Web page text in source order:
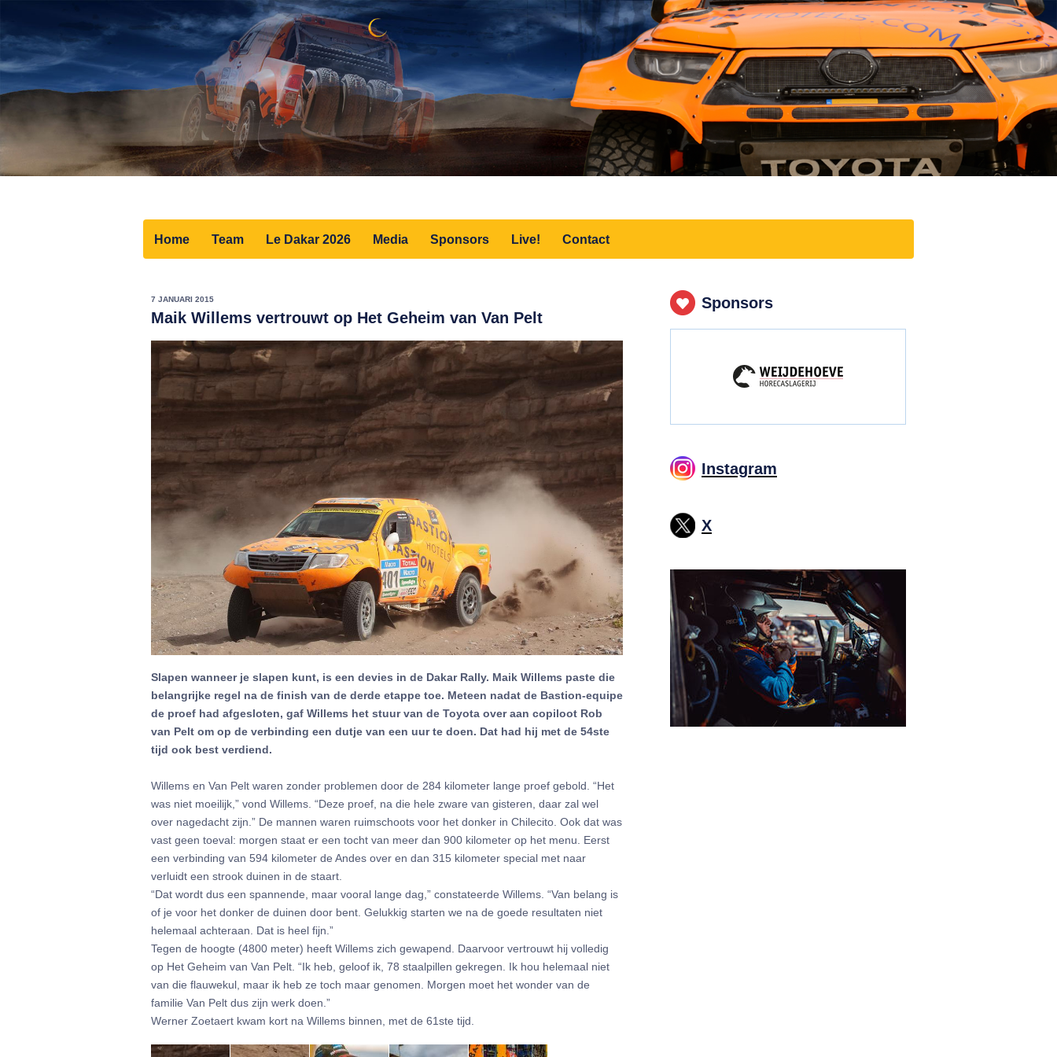
Home Team Le Dakar 2026 Media Sponsors Live! Contact
7 JANUARI 2015
Maik Willems vertrouwt op Het Geheim van Van Pelt
Slapen wanneer je slapen kunt, is een devies in de Dakar Rally. Maik Willems paste die
belangrijke regel na de finish van de derde etappe toe. Meteen nadat de Bastion-equipe
de proef had afgesloten, gaf Willems het stuur van de Toyota over aan copiloot Rob
van Pelt om op de verbinding een dutje van een uur te doen. Dat had hij met de 54ste
tijd ook best verdiend.
Willems en Van Pelt waren zonder problemen door de 284 kilometer lange proef gebold. “Het
was niet moeilijk,” vond Willems. “Deze proef, na die hele zware van gisteren, daar zal wel
over nagedacht zijn.” De mannen waren ruimschoots voor het donker in Chilecito. Ook dat was
vast geen toeval: morgen staat er een tocht van meer dan 900 kilometer op het menu. Eerst
een verbinding van 594 kilometer de Andes over en dan 315 kilometer special met naar
verluidt een strook duinen in de staart.
“Dat wordt dus een spannende, maar vooral lange dag,” constateerde Willems. “Van belang is
of je voor het donker de duinen door bent. Gelukkig starten we na de goede resultaten niet
helemaal achteraan. Dat is heel fijn.”
Tegen de hoogte (4800 meter) heeft Willems zich gewapend. Daarvoor vertrouwt hij volledig
op Het Geheim van Van Pelt. “Ik heb, geloof ik, 78 staalpillen gekregen. Ik hou helemaal niet
van die flauwekul, maar ik heb ze toch maar genomen. Morgen moet het wonder van de
familie Van Pelt dus zijn werk doen.”
Werner Zoetaert kwam kort na Willems binnen, met de 61ste tijd.
Sponsors
Instagram
X